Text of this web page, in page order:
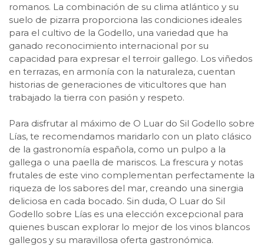
romanos. La combinación de su clima atlántico y su
suelo de pizarra proporciona las condiciones ideales
para el cultivo de la Godello, una variedad que ha
ganado reconocimiento internacional por su
capacidad para expresar el terroir gallego. Los viñedos
en terrazas, en armonía con la naturaleza, cuentan
historias de generaciones de viticultores que han
trabajado la tierra con pasión y respeto.
Para disfrutar al máximo de O Luar do Sil Godello sobre
Lías, te recomendamos maridarlo con un plato clásico
de la gastronomía española, como un pulpo a la
gallega o una paella de mariscos. La frescura y notas
frutales de este vino complementan perfectamente la
riqueza de los sabores del mar, creando una sinergia
deliciosa en cada bocado. Sin duda, O Luar do Sil
Godello sobre Lías es una elección excepcional para
quienes buscan explorar lo mejor de los vinos blancos
gallegos y su maravillosa oferta gastronómica.